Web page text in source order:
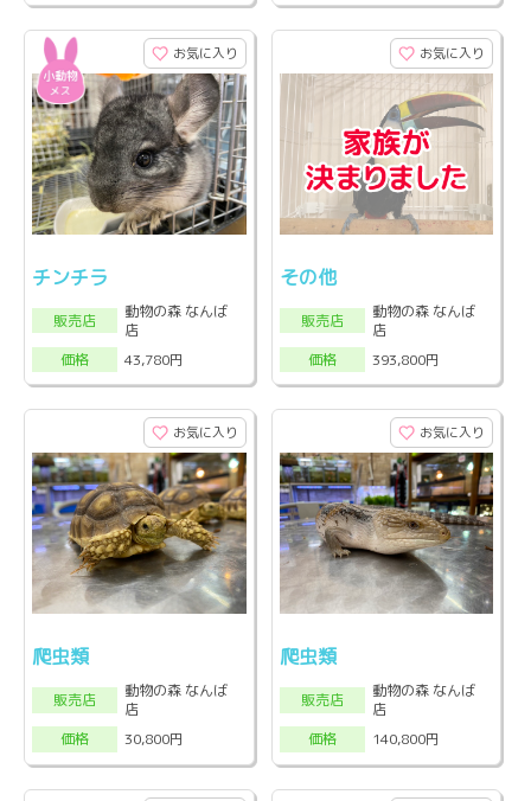
お気に入り
チンチラ
販売店
動物の森 なんば
店
価格
43,780円
お気に入り
その他
販売店
動物の森 なんば
店
価格
393,800円
お気に入り
爬虫類
販売店
動物の森 なんば
店
価格
30,800円
お気に入り
爬虫類
販売店
動物の森 なんば
店
価格
140,800円